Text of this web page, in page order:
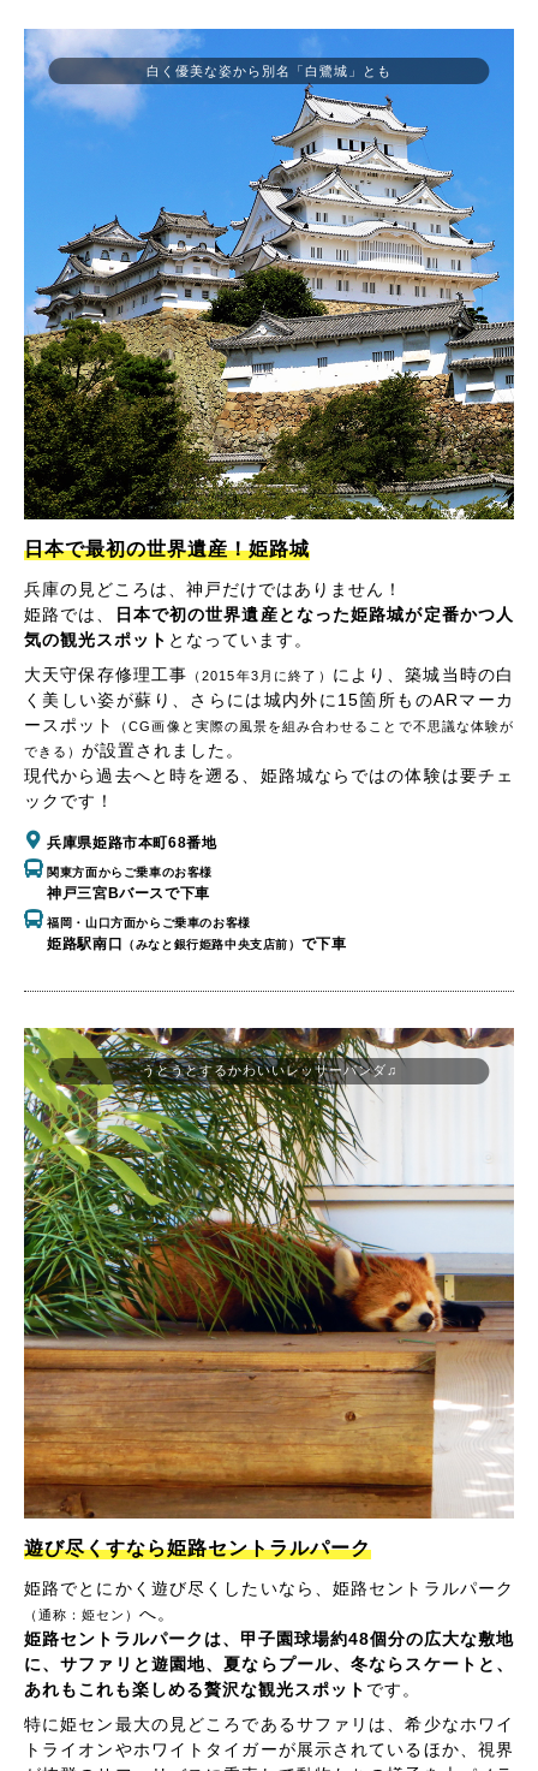
白く優美な姿から別名「白鷺城」とも
日本で最初の世界遺産！姫路城
兵庫の見どころは、神戸だけではありません！
姫路では、
日本で初の世界遺産となった姫路城が定番かつ人
気の観光スポット となっています。
大天守保存修理工事
（2015年3月に終了）
により、築城当時の白
く美しい姿が蘇り、さらには城内外に15箇所ものARマーカ
ースポット
（CG画像と実際の風景を組み合わせることで不思議な体験が
できる） が設置されました。
現代から過去へと時を遡る、姫路城ならではの体験は要チェ
ックです！
兵庫県姫路市本町68番地
関東方面からご乗車のお客様
神戸三宮Bバースで下車
福岡・山口方面からご乗車のお客様
姫路駅南口 （みなと銀行姫路中央支店前） で下車
遊び尽くすなら姫路セントラルパーク
姫路でとにかく遊び尽くしたいなら、姫路セントラルパーク
（通称：姫セン） へ。
姫路セントラルパークは、甲子園球場約48個分の広大な敷地
に、サファリと遊園地、夏ならプール、冬ならスケートと、
あれもこれも楽しめる贅沢な観光スポット です。
特に姫セン最大の見どころであるサファリは、希少なホワイ
トライオンやホワイトタイガーが展示されているほか、視界
うとうとするかわいいレッサーパンダ♫